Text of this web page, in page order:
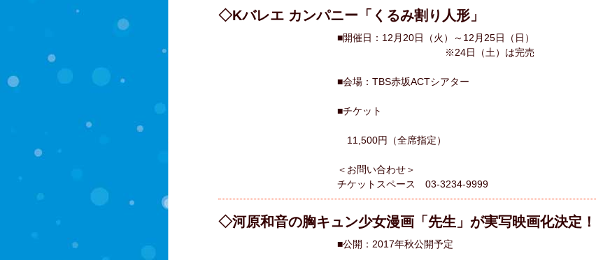
◇Kバレエ カンパニー「くるみ割り人形」
■開催日：12月20日（火）～12月25日（日）
※24日（土）は完売
■会場：TBS赤坂ACTシアター
■チケット
11,500円（全席指定）
＜お問い合わせ＞
チケットスペース 03-3234-9999
◇河原和音の胸キュン少女漫画「先生」が実写映画化決定！
■公開：2017年秋公開予定